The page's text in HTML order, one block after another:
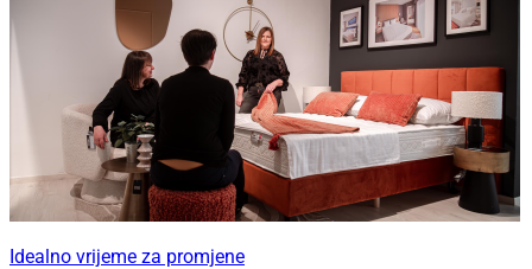
Idealno vrijeme za promjene